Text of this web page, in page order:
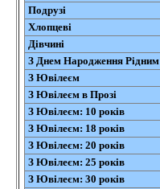
Подрузі
Хлопцеві
Дівчині
З Днем Народження Рідним
З Ювілеєм
З Ювілеєм в Прозі
З Ювілеєм: 10 років
З Ювілеєм: 18 років
З Ювілеєм: 20 років
З Ювілеєм: 25 років
З Ювілеєм: 30 років